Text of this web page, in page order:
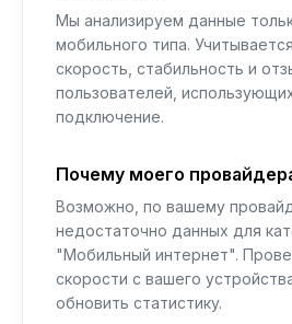
Мы анализируем данные
мобильного типа.
скорость, стабильность и
пользователей,
подключение.
Почему моего
Возможно, по вашему
недостаточно данных для
"Мобильный интернет".
скорости с вашего
обновить статистику.